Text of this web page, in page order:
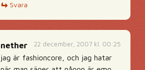
Svara
22 december, 2007 kl. 00:25
nether
jag är fashioncore, och jag hatar